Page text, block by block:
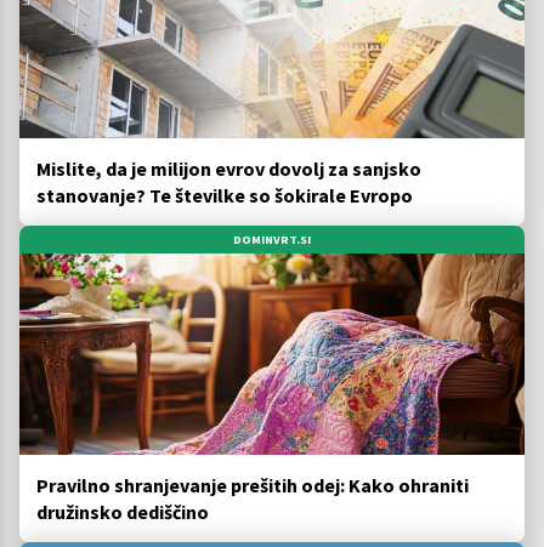
Mislite, da je milijon evrov dovolj za sanjsko
stanovanje? Te številke so šokirale Evropo
DOMINVRT.SI
Pravilno shranjevanje prešitih odej: Kako ohraniti
družinsko dediščino